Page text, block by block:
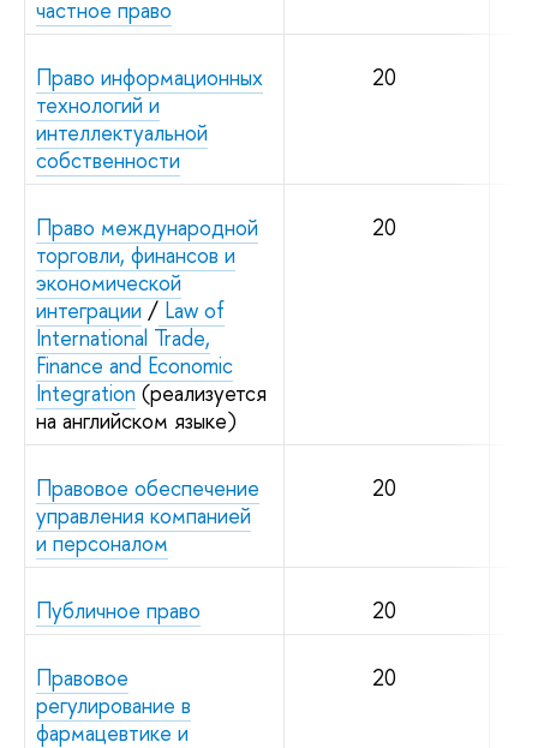
частное право
Право информационных
технологий и
интеллектуальной
собственности
20
Право международной
торговли, финансов и
экономической
интеграции / Law of
International Trade,
Finance and Economic
Integration (реализуется
на английском языке)
20
Правовое обеспечение
управления компанией
и персоналом
20
Публичное право 20
Правовое
регулирование в
фармацевтике и
20